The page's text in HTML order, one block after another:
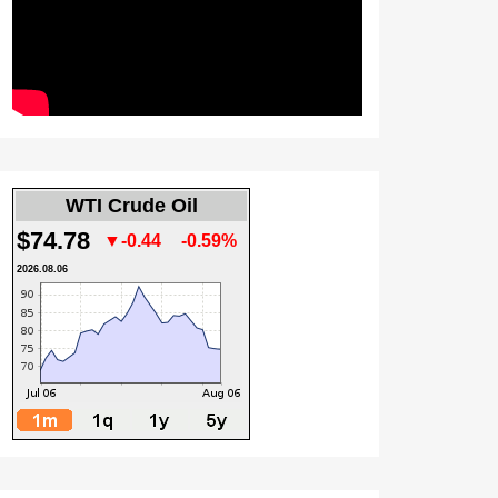
WTI Crude Oil
$74.78 ▼-0.44 -0.59%
2026.08.06